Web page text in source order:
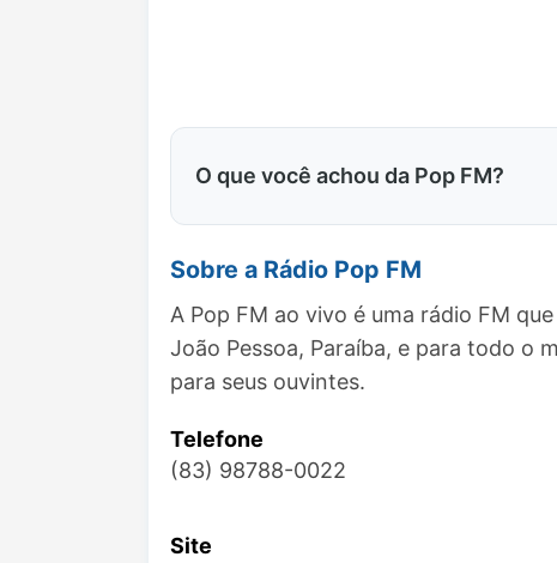
O que você achou da Pop FM?
Sobre a Rádio Pop FM
A Pop FM ao vivo é uma rádio FM
João Pessoa, Paraíba, e para todo o
para seus ouvintes.
Telefone
(83) 98788-0022
Site